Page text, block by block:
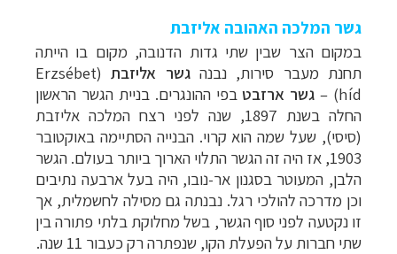
גשר המלכה האהובה אליזבת
במקום הצר שבין שתי גדות הדנובה, מקום בו הייתה
תחנת מעבר סירות, נבנהגשר אליזבת (
Erzsébet
híd
)
– גשר ארזבטבפי ההונגרים. בניית הגשר הראשון
החלה בשנת 1897, שנה לפני רצח המלכה אליזבת
(סיסי), שעל שמה הוא קרוי. הבנייה הסתיימה באוקטובר
1903, אז היה זה הגשר התלוי הארוך ביותר בעולם. הגשר
הלבן, המעוטר בסגנון אר-נובו, היה בעל ארבעה נתיבים
וכן מדרכה להולכי רגל. נבנתה גם מסילה לחשמלית, אך
זו נקטעה לפני סוף הגשר, בשל מחלוקת בלתי פתורה בין
שתי חברות על הפעלת הקו, שנפתרה רק כעבור 11 שנה.